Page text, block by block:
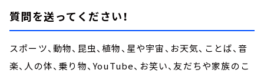
質問を送ってください！
スポーツ、動物、昆虫、植物、星や宇宙、お天気、ことば、音
楽、人の体、乗り物、YouTube、お笑い、友だちや家族のこ